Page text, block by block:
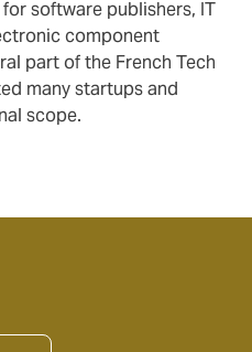
software publishers, IT
component
part of the French Tech
many startups and
scope.